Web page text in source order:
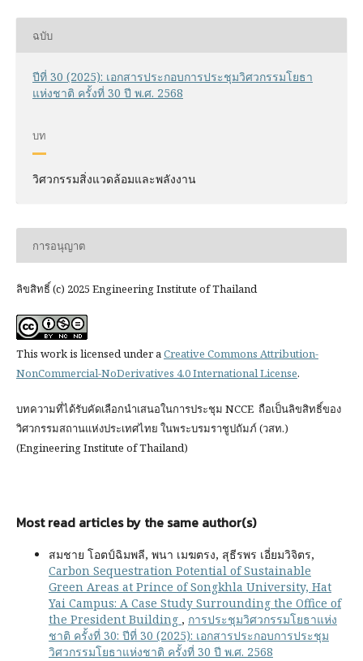
ฉบับ
ปีที่ 30 (2025): เอกสารประกอบการประชุมวิศวกรรมโยธา
แห่งชาติ ครั้งที่ 30 ปี พ.ศ. 2568
บท
วิศวกรรมสิ่งแวดล้อมและพลังงาน
การอนุญาต
ลิขสิทธิ์ (c) 2025 Engineering Institute of Thailand
This work is licensed under aCreative Commons Attribution-
NonCommercial-NoDerivatives 4.0 International License.
บทความที่ได้รับคัดเลือกนำเสนอในการประชุม NCCE ถือเป็นลิขสิทธิ์ของ
วิศวกรรมสถานแห่งประเทศไทย ในพระบรมราชูปถัมภ์ (วสท.)
(Engineering Institute of Thailand)
Most read articles by the same author(s)
สมชาย โอตป์ฉิมพลี, พนา เมฆตรง, สุธีรพร เอี่ยมวิจิตร,
Carbon Sequestration Potential of Sustainable
Green Areas at Prince of Songkhla University, Hat
Yai Campus: A Case Study Surrounding the Office of
the President Building , การประชุมวิศวกรรมโยธาแห่ง
ชาติ ครั้งที่ 30: ปีที่ 30 (2025): เอกสารประกอบการประชุม
วิศวกรรมโยธาแห่งชาติ ครั้งที่ 30 ปี พ.ศ. 2568